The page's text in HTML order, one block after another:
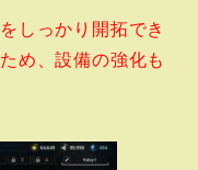
しっかり開拓でき
め、設備の強化も